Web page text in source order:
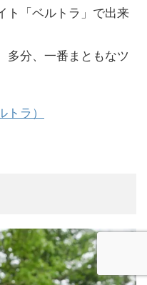
ト「ベルトラ」で出来
多分、一番まともなツ
ラ）